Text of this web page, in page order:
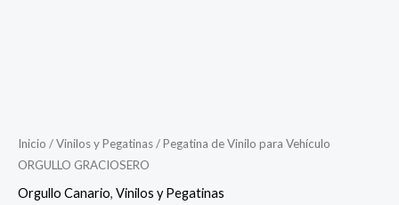
Inicio /Vinilos y Pegatinas/ Pegatina de Vinilo para Vehículo
ORGULLO GRACIOSERO
Orgullo Canario, Vinilos y Pegatinas
Vinilo
para
Vehículo